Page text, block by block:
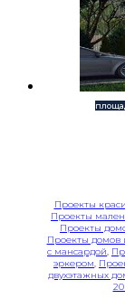
Проекты
Проекты
Проекты
Проекты домов
с мансардой,
эркером,
двухэтажных